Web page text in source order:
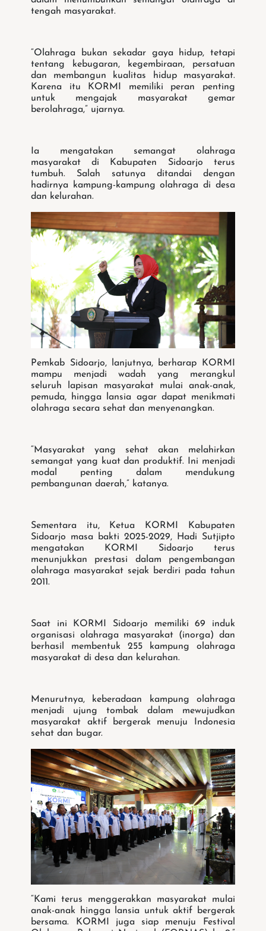
tengah masyarakat.
“Olahraga bukan sekadar gaya hidup, tetapi
tentang kebugaran, kegembiraan, persatuan
dan membangun kualitas hidup masyarakat.
Karena itu KORMI memiliki peran penting
untuk mengajak masyarakat gemar
berolahraga,” ujarnya.
Ia mengatakan semangat olahraga
masyarakat di Kabupaten Sidoarjo terus
tumbuh. Salah satunya ditandai dengan
hadirnya kampung-kampung olahraga di desa
dan kelurahan.
Pemkab Sidoarjo, lanjutnya, berharap KORMI
mampu menjadi wadah yang merangkul
seluruh lapisan masyarakat mulai anak-anak,
pemuda, hingga lansia agar dapat menikmati
olahraga secara sehat dan menyenangkan.
“Masyarakat yang sehat akan melahirkan
semangat yang kuat dan produktif. Ini menjadi
modal penting dalam mendukung
pembangunan daerah,” katanya.
Sementara itu, Ketua KORMI Kabupaten
Sidoarjo masa bakti 2025-2029, Hadi Sutjipto
mengatakan KORMI Sidoarjo terus
menunjukkan prestasi dalam pengembangan
olahraga masyarakat sejak berdiri pada tahun
2011.
Saat ini KORMI Sidoarjo memiliki 69 induk
organisasi olahraga masyarakat (inorga) dan
berhasil membentuk 255 kampung olahraga
masyarakat di desa dan kelurahan.
Menurutnya, keberadaan kampung olahraga
menjadi ujung tombak dalam mewujudkan
masyarakat aktif bergerak menuju Indonesia
sehat dan bugar.
“Kami terus menggerakkan masyarakat mulai
anak-anak hingga lansia untuk aktif bergerak
bersama. KORMI juga siap menuju Festival